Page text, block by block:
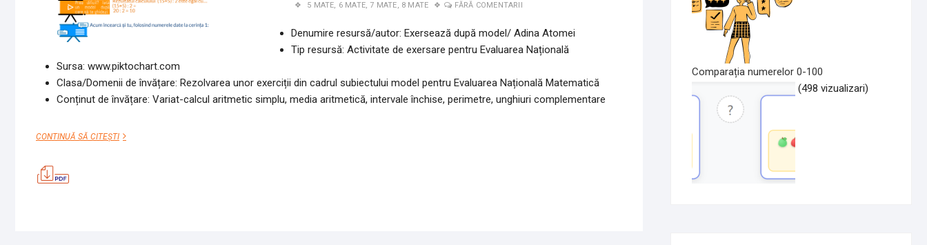
5 MATE, 6 MATE,7 MATE, 8 MATE FĂRĂ COMENTARII
Denumire resursă/autor: Exersează după model/ Adina Atomei
Tip resursă: Activitate de exersare pentru Evaluarea Națională
Sursa: www.piktochart.com
Clasa/Domenii de învățare: Rezolvarea unor exerciții din cadrul subiectului model pentru Evaluarea Națională Matematică
Conținut de învățare: Variat-calcul aritmetic simplu, media aritmetică, intervale închise, perimetre, unghiuri complementare
CONTINUĂ SĂ CITEȘTIEXERSEAZĂ
Comparația numerelor 0-100
(498 vizualizari)